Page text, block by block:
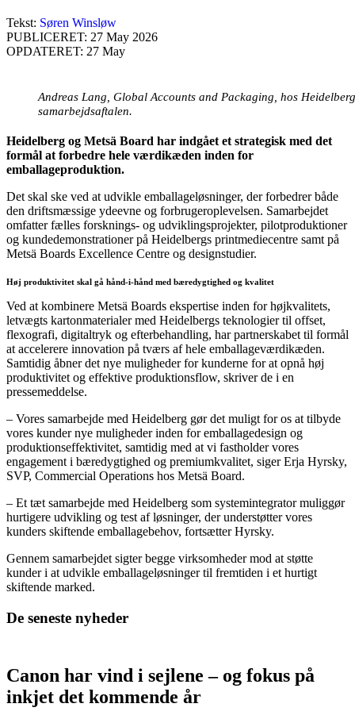
Tekst: Søren Winsløw
PUBLICERET: 27 May 2026
OPDATERET: 27 May
Andreas Lang, Global Accounts and Packaging, hos
samarbejdsaftalen.
Heidelberg og Metsä Board har indgået et strategisk med det
formål at forbedre hele værdikæden inden for
emballageproduktion.
Det skal ske ved at udvikle emballageløsninger, der forbedrer både
den driftsmæssige ydeevne og forbrugeroplevelsen. Samarbejdet
omfatter fælles forsknings- og udviklingsprojekter, pilotproduktioner
og kundedemonstrationer på Heidelbergs printmediecentre samt på
Metsä Boards Excellence Centre og designstudier.
Høj produktivitet skal gå hånd-i-hånd med bæredygtighed og kvalitet
Ved at kombinere Metsä Boards ekspertise inden for højkvalitets,
letvægts kartonmaterialer med Heidelbergs teknologier til offset,
flexografi, digitaltryk og efterbehandling, har partnerskabet til formål
at accelerere innovation på tværs af hele emballageværdikæden.
Samtidig åbner det nye muligheder for kunderne for at opnå høj
produktivitet og effektive produktionsflow, skriver de i en
pressemeddelse.
– Vores samarbejde med Heidelberg gør det muligt for os at tilbyde
vores kunder nye muligheder inden for emballagedesign og
produktionseffektivitet, samtidig med at vi fastholder vores
engagement i bæredygtighed og premiumkvalitet, siger Erja Hyrsky,
SVP, Commercial Operations hos Metsä Board.
– Et tæt samarbejde med Heidelberg som systemintegrator muliggør
hurtigere udvikling og test af løsninger, der understøtter vores
kunders skiftende emballagebehov, fortsætter Hyrsky.
Gennem samarbejdet sigter begge virksomheder mod at støtte
kunder i at udvikle emballageløsninger til fremtiden i et hurtigt
skiftende marked.
De seneste nyheder
Canon har vind i sejlene – og fokus på
inkjet det kommende år